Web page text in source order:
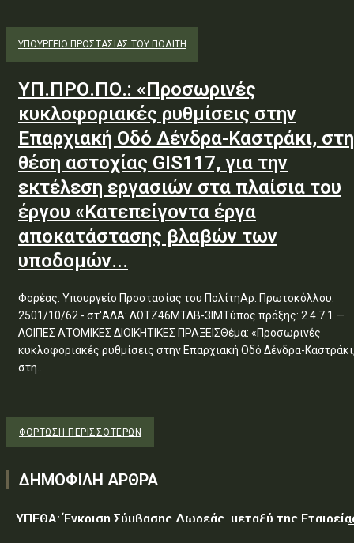
ΥΠΟΥΡΓΕΊΟ ΠΡΟΣΤΑΣΊΑΣ ΤΟΥ ΠΟΛΊΤΗ
ΥΠ.ΠΡΟ.ΠΟ.: «Προσωρινές
κυκλοφοριακές ρυθμίσεις στην
Επαρχιακή Οδό Δένδρα-Καστράκι, στη
θέση αστοχίας GIS117, για την
εκτέλεση εργασιών στα πλαίσια του
έργου «Κατεπείγοντα έργα
αποκατάστασης βλαβών των
υποδομών...
Φορέας: Υπουργείο Προστασίας του ΠολίτηΑρ. Πρωτοκόλλου:
2501/10/62 - στ'ΑΔΑ: ΛΩΤΖ46ΜΤΛΒ-3ΙΜΤύπος πράξης: 2.4.7.1 —
ΛΟΙΠΕΣ ΑΤΟΜΙΚΕΣ ΔΙΟΙΚΗΤΙΚΕΣ ΠΡΑΞΕΙΣΘέμα: «Προσωρινές
κυκλοφοριακές ρυθμίσεις στην Επαρχιακή Οδό Δένδρα-
στη...
ΦΌΡΤΩΣΗ ΠΕΡΙΣΣΟΤΈΡΩΝ
ΔΗΜΟΦΙΛΗ ΑΡΘΡΑ
ΥΠΕΘΑ: Έγκριση Σύμβασης Δωρεάς, μεταξύ της